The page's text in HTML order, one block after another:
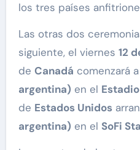
los tres países
Las otras dos
siguiente, el viernes 12
de Canadá comenzará
argentina) en el
de Estados Unidos
argentina) en el SoFi